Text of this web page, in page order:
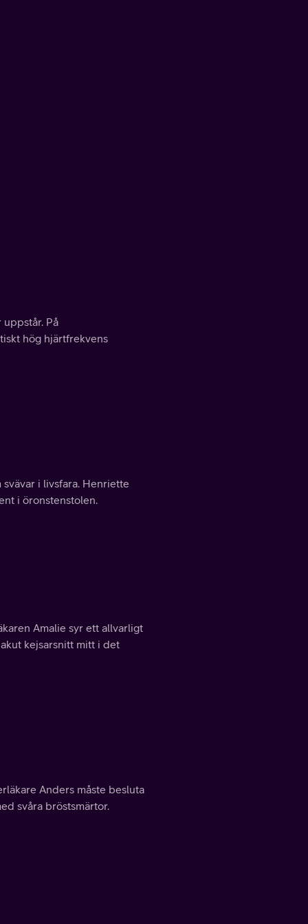
På
hög hjärtfrekvens
i livsfara. Henriette
i öronstenstolen.
Amalie syr ett allvarligt
kejsarsnitt mitt i det
Anders måste besluta
svåra bröstsmärtor.